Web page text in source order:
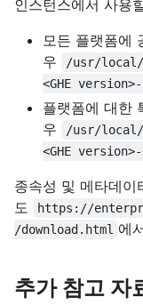
인스턴스에서 사용
모든 플랫폼에
우
/usr/local/
<GHE
플랫폼에 대한
우
/usr/local/
<GHE
종속성 및 메타데
도
https://
/download.html 에
추가 참고 자